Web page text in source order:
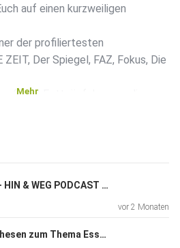
auf einen kurzweiligen
der profiliertesten
ZEIT, Der Spiegel, FAZ, Fokus, Die
(In 80 Fettnäpfchen um die
Mehr
LETZTE FOLGE - HIN & WEG PODCAST (HUW)
vor 2 Monaten
HUW Archiv: 6 Thesen zum Thema Essen & Reisen